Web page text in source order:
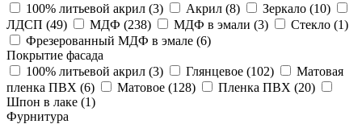
100% литьевой акрил (3) Акрил (8) Зеркало (10)
ЛДСП (49) МДФ (238) МДФ в эмали (3) Стекло (1)
Фрезерованный МДФ в эмале (6)
Покрытие фасада
100% литьевой акрил (3) Глянцевое (102)
Матовая
пленка ПВХ (6) Матовое (128) Пленка ПВХ (20)
Шпон в лаке (1)
Фурнитура